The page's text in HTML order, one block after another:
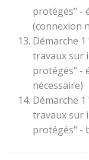
protégés" -
(connexion
Démarche
travaux sur
protégés" -
nécessaire)
Démarche
travaux sur
protégés" -